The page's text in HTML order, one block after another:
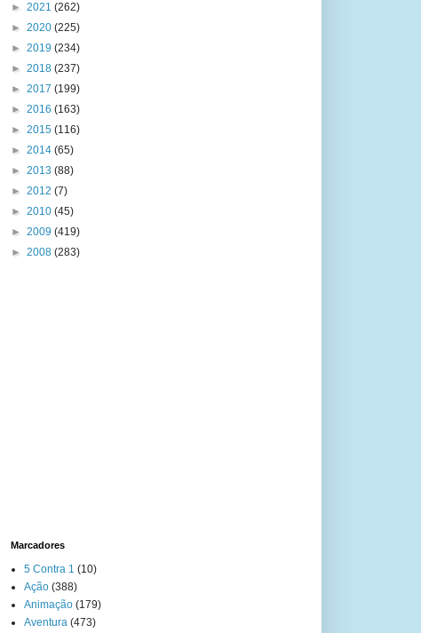
► 2021 (262)
► 2020 (225)
► 2019 (234)
► 2018 (237)
► 2017 (199)
► 2016 (163)
► 2015 (116)
► 2014 (65)
► 2013 (88)
► 2012 (7)
► 2010 (45)
► 2009 (419)
► 2008 (283)
Marcadores
5 Contra 1 (10)
Ação (388)
Animação (179)
Aventura (473)